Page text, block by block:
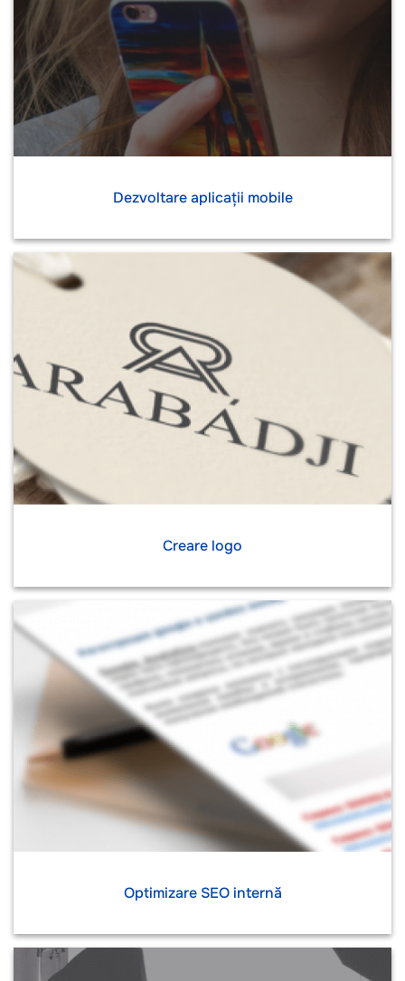
Dezvoltare aplicații mobile
Creare logo
Optimizare SEO internă